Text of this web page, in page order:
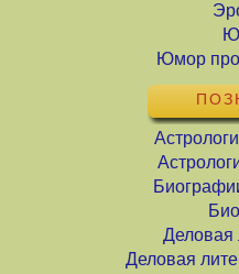
Юмор
Деловая
Деловая